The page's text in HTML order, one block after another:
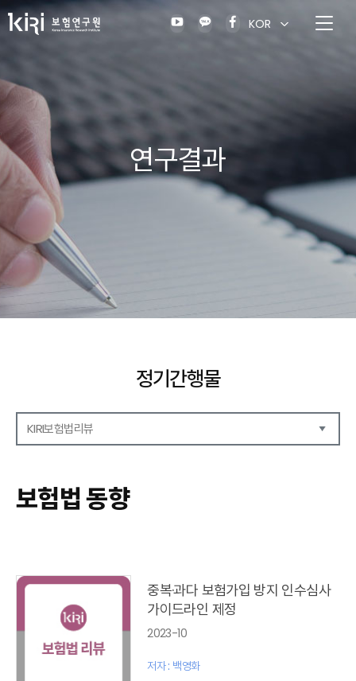
KOR
연구결과
정기간행물
KIRI보험법리뷰
보험금융연구
KIRI 리포트
포커스
특별기고
보험법 동향
보험법 동향
중복·과다 보험가입 방지 인수심사
가이드라인 제정
2023-10
저자 : 백영화